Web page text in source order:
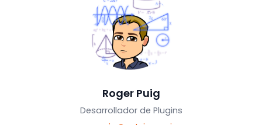
Alejandro Gallegos
Director Operaciones
alejandro.gallegos@vatsimspain.es